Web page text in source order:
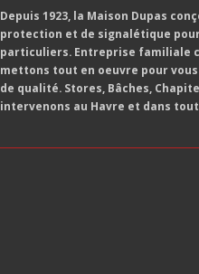
Depuis 1923, la Maison Dupas
protection et de signalétique
particuliers. Entreprise familiale
mettons tout en oeuvre pour
de qualité. Stores, Bâches,
intervenons au Havre et dans